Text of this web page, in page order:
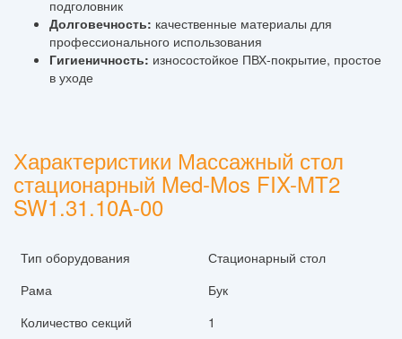
подголовник
Долговечность: качественные материалы для
профессионального использования
Гигиеничность: износостойкое ПВХ-покрытие, простое
в уходе
Характеристики Массажный стол
стационарный Med-Mos FIX-MT2
SW1.31.10A-00
Тип оборудования
Стационарный стол
Рама
Бук
Количество секций
1